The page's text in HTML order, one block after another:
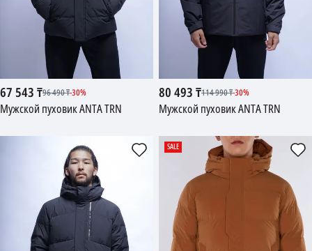
67 543₸96 490₸-30%
Мужской пуховик ANTA TRN
80 493₸114 990₸-30%
Мужской пуховик ANTA TRN
SALE